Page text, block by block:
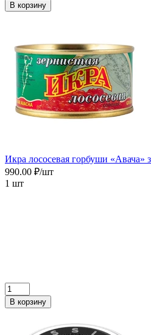
В корзину
Икра лососевая горбуши «Авача»
990.00 ₽/шт
1 шт
В корзину